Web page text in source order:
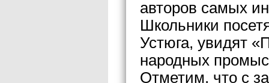
авторов самых
Школьники
Устюга, увидят
народных
Отметим, что с